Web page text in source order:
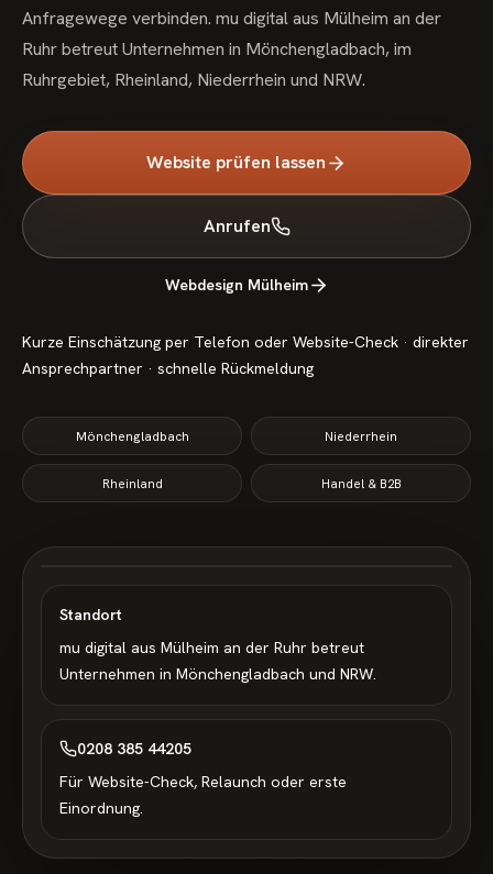
Anfragewege verbinden. mu digital aus Mülheim an der
Ruhr betreut Unternehmen in Mönchengladbach, im
Ruhrgebiet, Rheinland, Niederrhein und NRW.
Website prüfen lassen
Anrufen
Webdesign Mülheim
Kurze Einschätzung per Telefon oder Website-Check · direkter
Ansprechpartner · schnelle Rückmeldung
Mönchengladbach Niederrhein
Rheinland Handel & B2B
Standort
mu digital aus Mülheim an der Ruhr betreut
Unternehmen in Mönchengladbach und NRW.
0208 385 44205
Für Website-Check, Relaunch oder erste
Einordnung.